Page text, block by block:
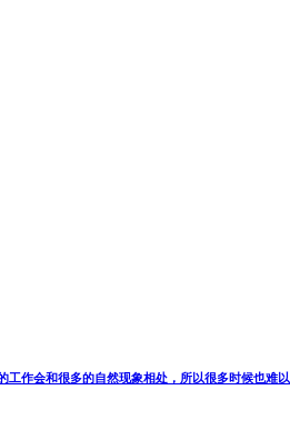
作会和很多的自然现象相处，所以很多时候也难